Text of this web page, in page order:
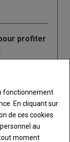
profiter
fonctionnement
En cliquant sur
de ces cookies
au
moment